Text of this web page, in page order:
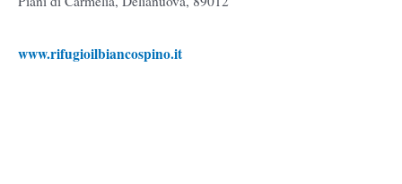
www.rifugioilbiancospino.it